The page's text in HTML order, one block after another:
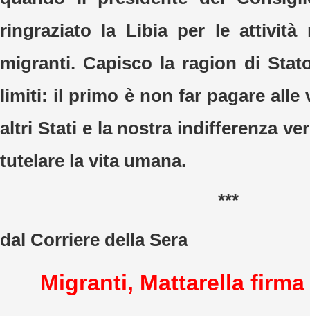
ringraziato la Libia per le attività
migranti. Capisco la ragion di
limiti: il primo è non far pagare alle
altri Stati e la nostra indifferenza
tutelare la vita umana.
***
dal Corriere della Sera
Migranti, Mattarella